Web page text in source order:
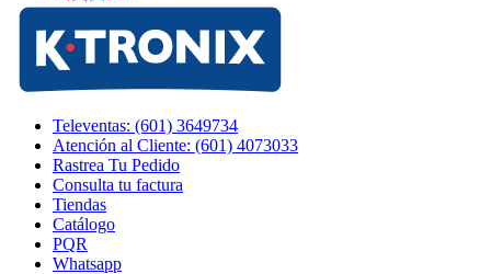
Televentas: (601) 3649734
Atención al Cliente: (601) 4073033
Rastrea Tu Pedido
Consulta tu factura
Tiendas
Catálogo
PQR
Whatsapp